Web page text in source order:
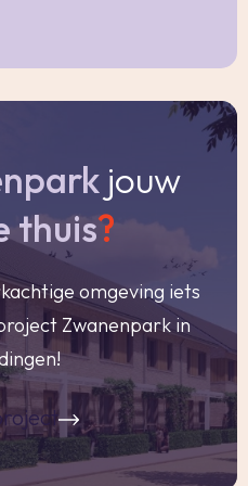
bewoners clausule
is clausule worden
op de
is bedoeld om een
van meten toe te
een indicatie van de
Meetinstructie sluit
jouw
thuis?
omgeving iets
Zwanenpark in